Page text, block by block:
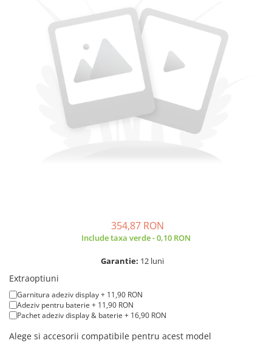
A2251 (Retina 13” 2020)
A2289 (Retina 13” 2020)
A2338 (M1/M2 13” 2020-2022)
A2442 (M1 14” 2021)
A2485 (M1 16” 2021)
A2779 (M2 14” 2023)
A2918 (M3 14” 2023)
A2992 (M3 14” 2023)
A1370 (11” 2010-2011)
A1465 (11” 2012-2015)
A1466 (13” 2012-2017)
A1932 (13” 2018-2019)
A2179 (13” 2020)
354,87 RON
Include taxa verde - 0,10 RON
Garantie: 12 luni
Extraoptiuni
Garnitura adeziv display + 11,90 RON
Adeziv pentru baterie + 11,90 RON
Pachet adeziv display & baterie + 16,90 RON
Alege si accesorii compatibile pentru acest model